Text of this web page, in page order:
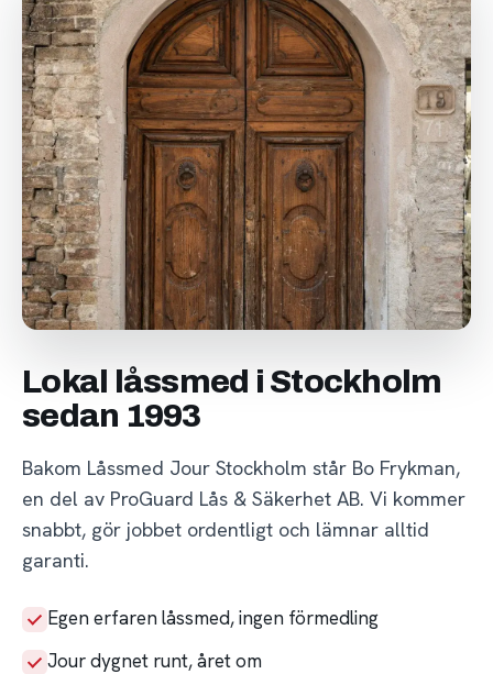
Lokal låssmed i Stockholm
sedan 1993
Bakom Låssmed Jour Stockholm står Bo Frykman,
en del av ProGuard Lås & Säkerhet AB. Vi kommer
snabbt, gör jobbet ordentligt och lämnar alltid
garanti.
Egen erfaren låssmed, ingen förmedling
Jour dygnet runt, året om